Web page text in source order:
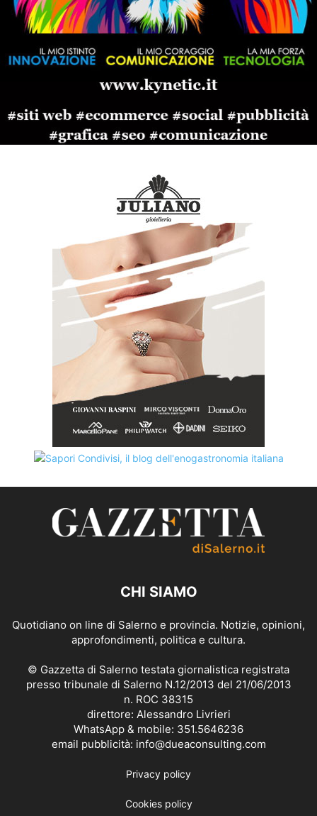
CHI SIAMO
Quotidiano on line di Salerno e provincia. Notizie, opinioni,
approfondimenti, politica e cultura.
© Gazzetta di Salerno testata giornalistica registrata
presso tribunale di Salerno N.12/2013 del 21/06/2013
n. ROC 38315
direttore: Alessandro Livrieri
WhatsApp & mobile: 351.5646236
email pubblicità: info@dueaconsulting.com
Privacy policy
Cookies policy